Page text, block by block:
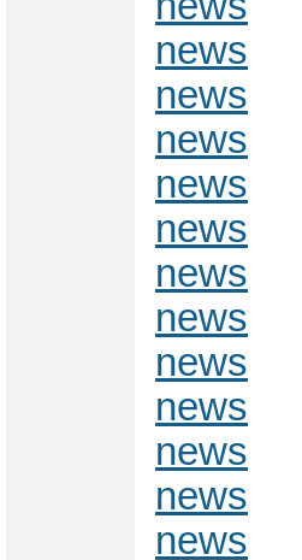
news
news
news
news
news
news
news
news
news
news
news
news